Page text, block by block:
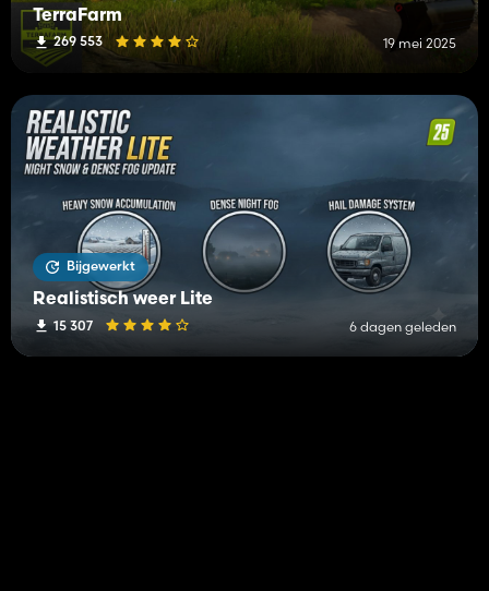
TerraFarm
269 553 19 mei 2025
Bijgewerkt
Realistisch weer Lite
15 307 6 dagen geleden